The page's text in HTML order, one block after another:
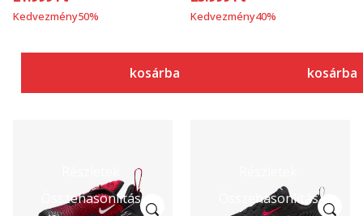
Kedvezmény50%
kosárba
Kedvezmény40%
kosárba
Összehasonlítás
Összehasonlítás